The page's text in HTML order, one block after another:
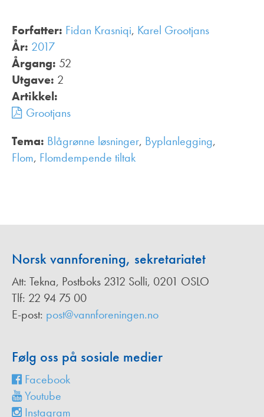
Forfatter: Fidan Krasniqi, Karel Grootjans
År: 2017
Årgang: 52
Utgave: 2
Artikkel:
Grootjans
Tema: Blågrønne løsninger, Byplanlegging,
Flom, Flomdempende tiltak
Norsk vannforening, sekretariatet
Att: Tekna, Postboks 2312 Solli, 0201 OSLO
Tlf: 22 94 75 00
E-post: post@vannforeningen.no
Følg oss på sosiale medier
Facebook
Youtube
Instagram